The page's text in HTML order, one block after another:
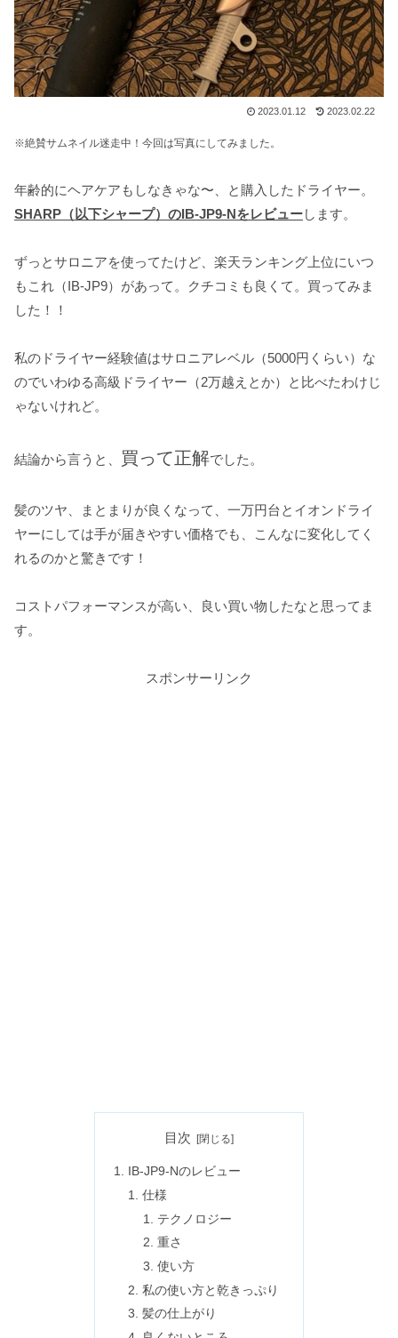
2023.01.12 2023.02.22
※絶賛サムネイル迷走中！今回は写真にしてみました。
年齢的にヘアケアもしなきゃな〜、と購入したドライヤー。
SHARP （以下シャープ）のIB-JP9-Nをレビューします。
ずっとサロニアを使ってたけど、楽天ランキング上位にいつ
もこれ（IB-JP9）があって。クチコミも良くて。買ってみま
した！！
私のドライヤー経験値はサロニアレベル（5000円くらい）な
のでいわゆる高級ドライヤー（2万越えとか）と比べたわけじ
ゃないけれど。
結論から言うと、 買って正解でした。
髪のツヤ、まとまりが良くなって、一万円台とイオンドライ
ヤーにしては手が届きやすい価格でも、こんなに変化してく
れるのかと驚きです！
コストパフォーマンスが高い、良い買い物したなと思ってま
す。
スポンサーリンク
目次
IB-JP9-Nのレビュー
仕様
テクノロジー
重さ
使い方
私の使い方と乾きっぷり
髪の仕上がり